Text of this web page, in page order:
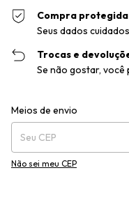
Compra protegida
Seus dados
Trocas e
Se não gostar,
Entregas para o CEP:
Meios de envio
Não sei meu CEP